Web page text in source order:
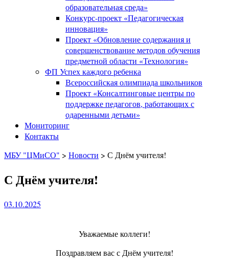
образовательная среда»
Конкурс-проект «Педагогическая
инновация»
Проект «Обновление содержания и
совершенствование методов обучения
предметной области «Технология»
ФП Успех каждого ребенка
Всероссийская олимпиада школьников
Проект «Консалтинговые центры по
поддержке педагогов, работающих с
одаренными детьми»
Мониторинг
Контакты
МБУ "ЦМиСО" > Новости > С Днём учителя!
С Днём учителя!
03.10.2025
Уважаемые коллеги!
Поздравляем вас с Днём учителя!